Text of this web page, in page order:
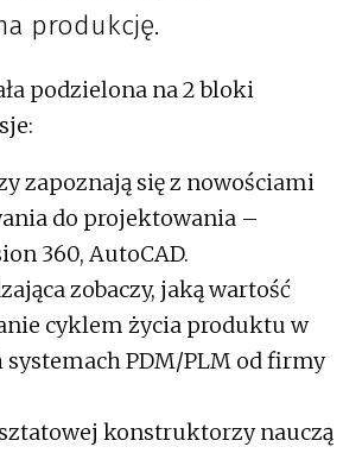
produkcję.
podzielona na 2 bloki
zapoznają się z nowościami
do projektowania –
360, AutoCAD.
zobaczy, jaką wartość
cyklem życia produktu w
systemach PDM/PLM od firmy
konstruktorzy nauczą